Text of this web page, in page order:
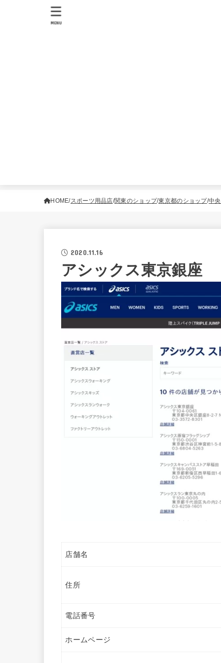
MENU
HOME スポーツ用品店 関東のショップ 東京都のショップ 中
2020.11.16
アシックス東京銀座
店舗名
住所
電話番号
ホームページ